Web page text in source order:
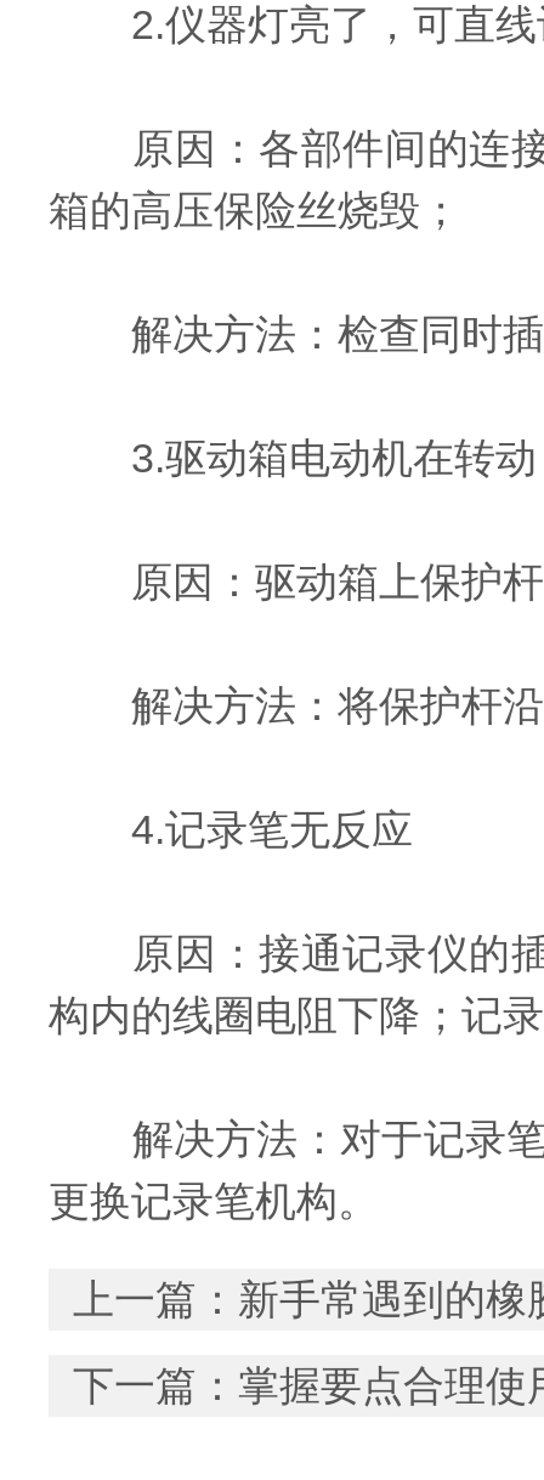
2.仪器灯亮了，可直线
原因：各部件间的连接
箱的高压保险丝烧毁；
解决方法：检查同时插
3.驱动箱电动机在转动
原因：驱动箱上保护杆
解决方法：将保护杆沿
4.记录笔无反应
原因：接通记录仪的插
构内的线圈电阻下降；记
解决方法：对于记录笔
更换记录笔机构。
上一篇： 新手常遇到的橡
下一篇： 掌握要点合理使